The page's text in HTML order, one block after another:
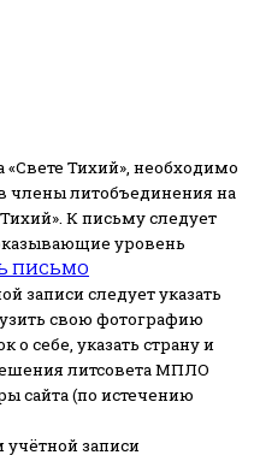
Тихий», необходимо
члены литобъединения на
К письму следует
уровень
ПИСЬМО
записи следует указать
свою фотографию
о себе, указать страну и
литсовета МПЛО
сайта (по истечению
учётной записи